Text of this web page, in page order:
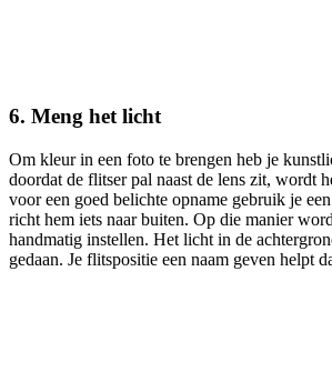
6. Meng het licht
Om kleur in een foto te brengen heb je
doordat de flitser pal naast de lens zit, wordt
voor een goed belichte opname gebruik je
richt hem iets naar buiten. Op die manier
handmatig instellen. Het licht in de
gedaan. Je flitspositie een naam geven helpt